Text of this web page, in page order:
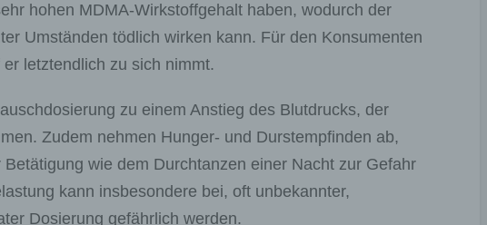
hohen MDMA-Wirkstoffgehalt haben, wodurch der
Umständen tödlich wirken kann. Für den Konsumenten
letztendlich zu sich nimmt.
zu einem Anstieg des Blutdrucks, der
Zudem nehmen Hunger- und Durstempfinden ab,
wie dem Durchtanzen einer Nacht zur Gefahr
kann insbesondere bei, oft unbekannter,
Dosierung gefährlich werden.